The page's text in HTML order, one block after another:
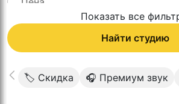
Показать все
Найти студию
🏷 Скидка 🎧 Премиум звук